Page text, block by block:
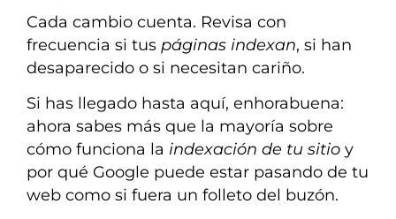
Cada cambio cuenta. Revisa con
frecuencia si tus páginas indexan, si han
desaparecido o si necesitan cariño.
Si has llegado hasta aquí, enhorabuena:
ahora sabes más que la mayoría sobre
cómo funciona la indexación de tu sitio y
por qué Google puede estar pasando de tu
web como si fuera un folleto del buzón.